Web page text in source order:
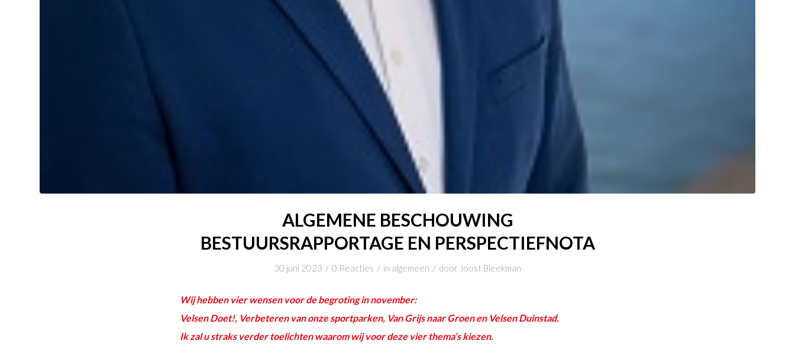
ALGEMENE BESCHOUWING
BESTUURSRAPPORTAGE EN PERSPECTIEFNOTA
30 juni 2023 / 0 Reacties / in algemeen / door Joost Bleekman
Wij hebben vier wensen voor de begroting in november:
Velsen Doet!, Verbeteren van onze sportparken, Van Grijs naar Groen en Velsen Duinstad.
Ik zal u straks verder toelichten waarom wij voor deze vier thema’s kiezen.